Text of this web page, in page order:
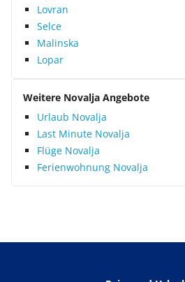
Lovran
Selce
Malinska
Lopar
Weitere Novalja Angebote
Urlaub Novalja
Last Minute Novalja
Flüge Novalja
Ferienwohnung Novalja